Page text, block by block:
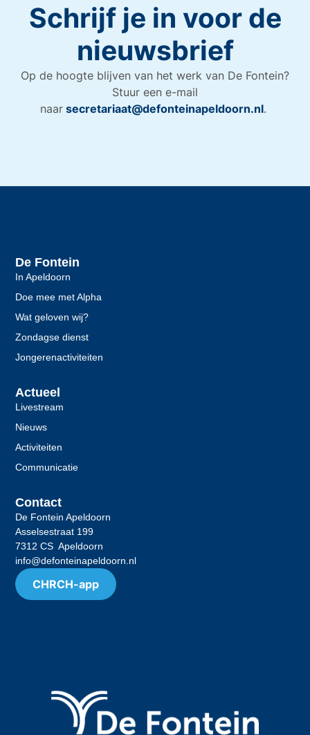
Schrijf je in voor de
nieuwsbrief
Op de hoogte blijven van het werk van De Fontein?
Stuur een e-mail
naar secretariaat@defonteinapeldoorn.nl.
De Fontein
In Apeldoorn
Doe mee met Alpha
Wat geloven wij?
Zondagse dienst
Jongerenactiviteiten
Actueel
Livestream
Nieuws
Activiteiten
Communicatie
Contact
De Fontein Apeldoorn
Asselsestraat 199
7312 CS Apeldoorn
info@defonteinapeldoorn.nl
CHRCH-app